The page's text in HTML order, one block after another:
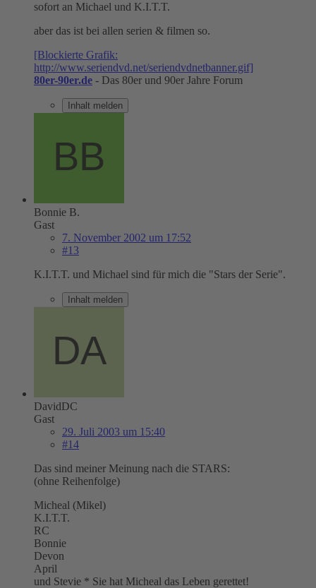
sofort an Michael und K.I.T.T.
aber das ist bei allen serien & filmen so.
[Blockierte Grafik:
http://www.seriendvd.net/seriendvdnetbanner.gif]
80er-90er.de - Das 80er und 90er Jahre Forum
Inhalt melden
Bonnie B.
Gast
7. November 2002 um 17:52
#13
K.I.T.T. und Michael sind für mich die "Stars der Serie".
Inhalt melden
DavidDC
Gast
29. Juli 2003 um 15:40
#14
Das sind meiner Meinung nach die STARS:
(ohne Reihenfolge)
Micheal (Mikel)
K.I.T.T.
RC
Bonnie
Devon
April
und Stevie * Sie hat Micheal das Leben gerettet!